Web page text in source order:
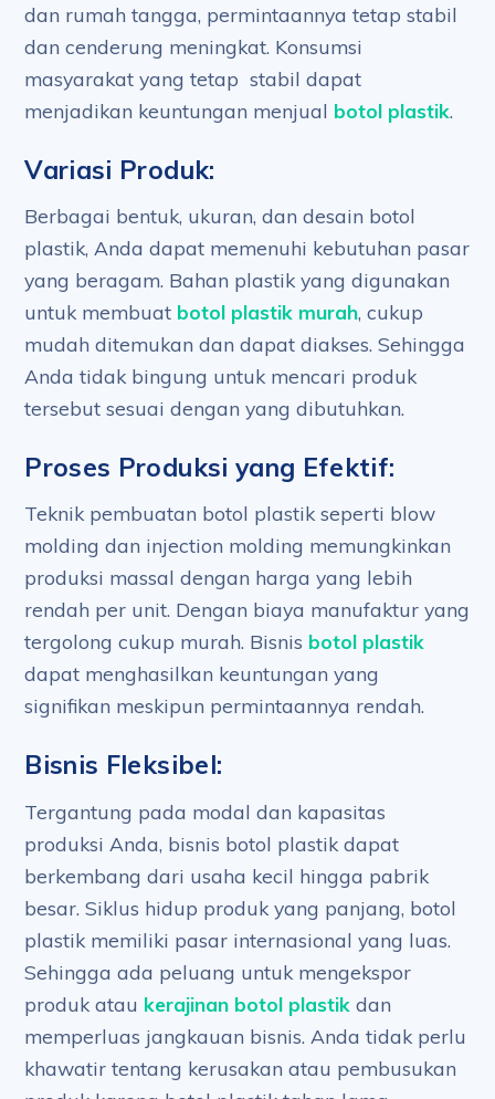
dan rumah tangga, permintaannya tetap stabil
dan cenderung meningkat. Konsumsi
masyarakat yang tetap stabil dapat
menjadikan keuntungan menjual botol plastik.
Variasi Produk:
Berbagai bentuk, ukuran, dan desain botol
plastik, Anda dapat memenuhi kebutuhan pasar
yang beragam. Bahan plastik yang digunakan
untuk membuat botol plastik murah, cukup
mudah ditemukan dan dapat diakses. Sehingga
Anda tidak bingung untuk mencari produk
tersebut sesuai dengan yang dibutuhkan.
Proses Produksi yang Efektif:
Teknik pembuatan botol plastik seperti blow
molding dan injection molding memungkinkan
produksi massal dengan harga yang lebih
rendah per unit. Dengan biaya manufaktur yang
tergolong cukup murah. Bisnis botol plastik
dapat menghasilkan keuntungan yang
signifikan meskipun permintaannya rendah.
Bisnis Fleksibel:
Tergantung pada modal dan kapasitas
produksi Anda, bisnis botol plastik dapat
berkembang dari usaha kecil hingga pabrik
besar. Siklus hidup produk yang panjang, botol
plastik memiliki pasar internasional yang luas.
Sehingga ada peluang untuk mengekspor
produk atau kerajinan botol plastik dan
memperluas jangkauan bisnis. Anda tidak perlu
khawatir tentang kerusakan atau pembusukan